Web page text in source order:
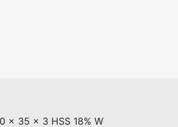
x 35 x 3 HSS 18% W